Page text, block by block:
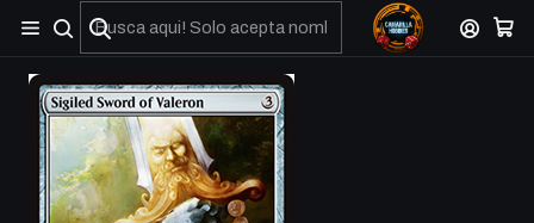
No olviden reportar sus depositos y transferencias por Whatsapp